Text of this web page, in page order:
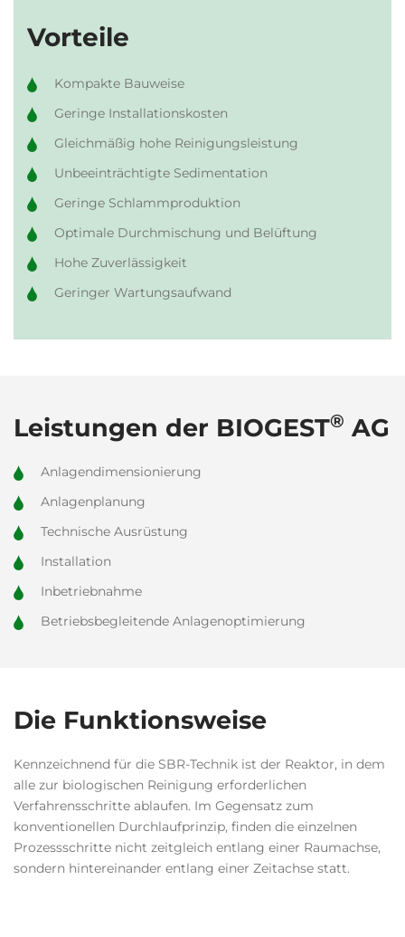
Vorteile
Kompakte Bauweise
Geringe Installationskosten
Gleichmäßig hohe Reinigungsleistung
Unbeeinträchtigte Sedimentation
Geringe Schlammproduktion
Optimale Durchmischung und Belüftung
Hohe Zuverlässigkeit
Geringer Wartungsaufwand
Leistungen der BIOGEST® AG
Anlagendimensionierung
Anlagenplanung
Technische Ausrüstung
Installation
Inbetriebnahme
Betriebsbegleitende Anlagenoptimierung
Die Funktionsweise
Kennzeichnend für die SBR-Technik ist der Reaktor, in dem
alle zur biologischen Reinigung erforderlichen
Verfahrensschritte ablaufen. Im Gegensatz zum
konventionellen Durchlaufprinzip, finden die einzelnen
Prozessschritte nicht zeitgleich entlang einer Raumachse,
sondern hintereinander entlang einer Zeitachse statt.